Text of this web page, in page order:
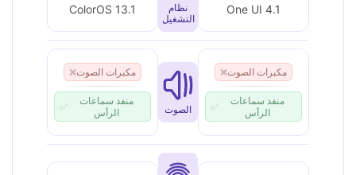
One UI 4.1
نظام
التشغيل
ColorOS 13.1
مكبرات الصوت❌
منفذ سماعات
الرأس
✅ الصوت
مكبرات الصوت❌
منفذ سماعات
الرأس
✅